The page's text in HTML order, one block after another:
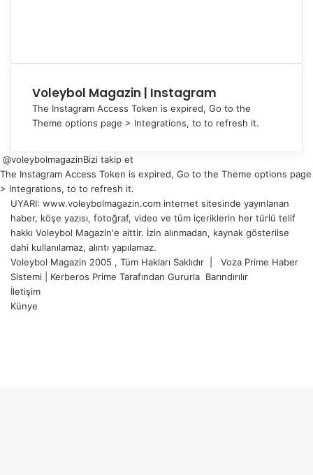
Voleybol Magazin | Instagram
The Instagram Access Token is expired, Go to the
Theme options page > Integrations, to to refresh it.
@voleybolmagazinBizi takip et
The Instagram Access Token is expired, Go to the Theme options page
> Integrations, to to refresh it.
UYARI: www.voleybolmagazin.com internet sitesinde yayınlanan
haber, köşe yazısı, fotoğraf, video ve tüm içeriklerin her türlü telif
hakkı Voleybol Magazin'e aittir. İzin alınmadan, kaynak gösterilse
dahi kullanılamaz, alıntı yapılamaz.
Voleybol Magazin 2005 , Tüm Hakları Saklıdır | Voza Prime Haber
Sistemi
Kerberos Prime Tarafından Gururla Barındırılır
İletişim
Künye